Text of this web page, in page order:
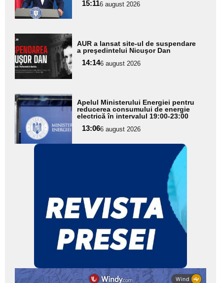
subtitlu
15:116 august 2026
Adaugă
aici textul
pentru
subtitlu
AUR a lansat site-ul de suspendare
a preşedintelui Nicuşor Dan
14:146 august 2026
Adaugă
aici textul
pentru
subtitlu
Apelul Ministerului Energiei pentru
reducerea consumului de energie
electrică în intervalul 19:00-23:00
13:066 august 2026